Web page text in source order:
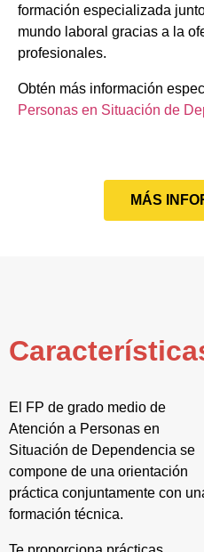
formación especializada
mundo laboral gracias a la
profesionales.
Obtén más información
Personas en Situación de
MÁS
El FP de grado medio de
Atención a Personas en
Situación de Dependencia se
compone de una orientación
práctica conjuntamente con
formación técnica.